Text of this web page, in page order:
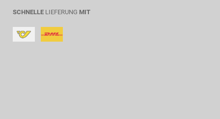
SCHNELLE LIEFERUNG MIT